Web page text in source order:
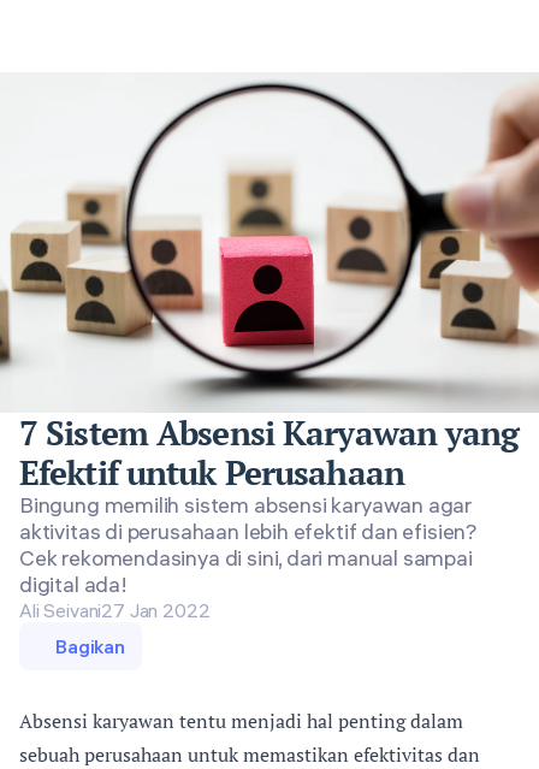
7 Sistem Absensi Karyawan yang
Efektif untuk Perusahaan
Bingung memilih sistem absensi karyawan agar
aktivitas di perusahaan lebih efektif dan efisien?
Cek rekomendasinya di sini, dari manual sampai
digital ada!
Ali Seivani27 Jan 2022
Bagikan
Absensi karyawan tentu menjadi hal penting dalam
sebuah perusahaan untuk memastikan efektivitas dan